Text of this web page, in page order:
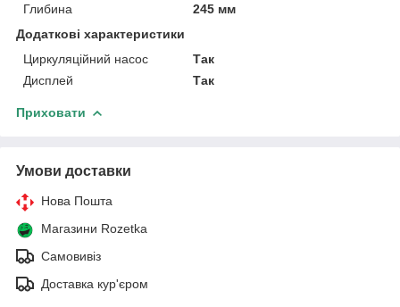
Глибина
245 мм
Додаткові характеристики
Циркуляційний насос
Так
Дисплей
Так
Приховати
Умови доставки
Нова Пошта
Магазини Rozetka
Самовивіз
Доставка кур'єром